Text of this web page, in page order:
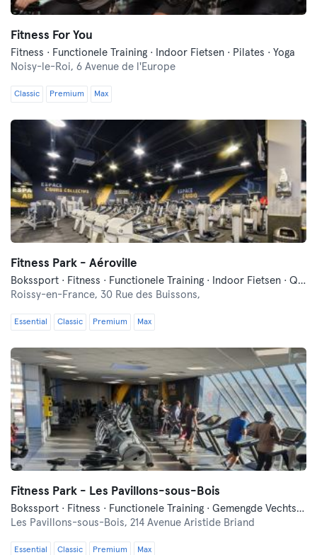
Fitness For You
Fitness · Functionele Training · Indoor Fietsen · Pilates · Yoga
Noisy-le-Roi, 6 Avenue de l'Europe
Classic Premium Max
Fitness Park - Aéroville
Bokssport · Fitness · Functionele Training · Indoor Fietsen · Qi Gong en Tai Chi
Roissy-en-France, 30 Rue des Buissons,
Essential Classic Premium Max
Fitness Park - Les Pavillons-sous-Bois
Bokssport · Fitness · Functionele Training · Gemengde Vechtsporten · Indoor Fietsen · Qi Gong en Tai Chi
Les Pavillons-sous-Bois, 214 Avenue Aristide Briand
Essential Classic Premium Max